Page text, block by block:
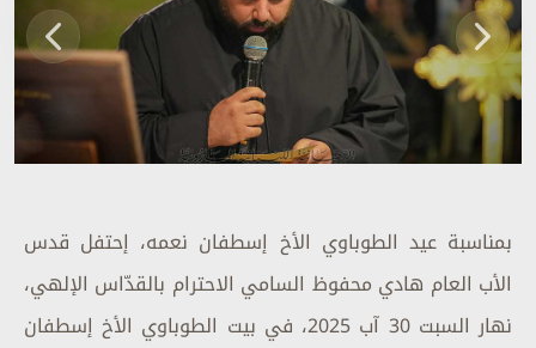
بمناسبة عيد الطوباوي الأخ إسطفان نعمه، إحتفل قدس
الأب العام هادي محفوظ السامي الاحترام بالقدّاس الإلهي،
نهار السبت 30 آب 2025، في بيت الطوباوي الأخ إسطفان